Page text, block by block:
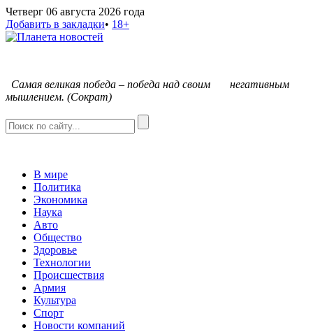
Четверг 06 августа 2026 года
Добавить в закладки• 18+
Самая великая победа – победа над своим негативным
мышлением. (Сократ)
В мире
Политика
Экономика
Наука
Авто
Общество
Здоровье
Технологии
Происшествия
Армия
Культура
Спорт
Новости компаний